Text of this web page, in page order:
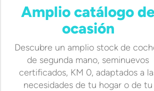
Amplio catálogo
ocasión
Descubre un amplio stock de
de segunda mano, seminuevos
certificados, KM 0, adaptados a
necesidades de tu hogar o de tu